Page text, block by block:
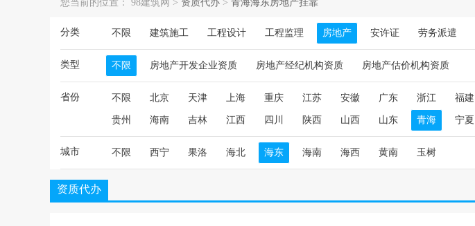
您当前的位置： 98建筑网 > 资质代办 > 青海海东房地产挂靠
分类 不限 建筑施工 工程设计 工程监理 房地产 安许证 劳务派遣
类型 不限 房地产开发企业资质 房地产经纪机构资质 房地产估价机构资质
省份 不限 北京 天津 上海 重庆 江苏 安徽 广东 浙江 福建
贵州 海南 吉林 江西 四川 陕西 山西 山东 青海 宁夏
城市 不限 西宁 果洛 海北 海东 海南 海西 黄南 玉树
资质代办